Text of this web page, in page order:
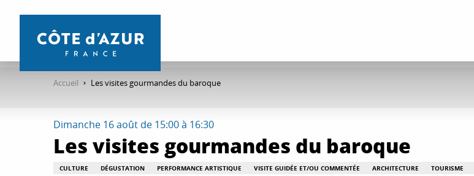
contenu
Accueil Les visites gourmandes du baroque
Dimanche 16 août de 15:00 à 16:30
Les visites gourmandes du baroque
CULTURE DÉGUSTATION PERFORMANCE ARTISTIQUE VISITE GUIDÉE ET/OU COMMENTÉE ARCHITECTURE TOURISME